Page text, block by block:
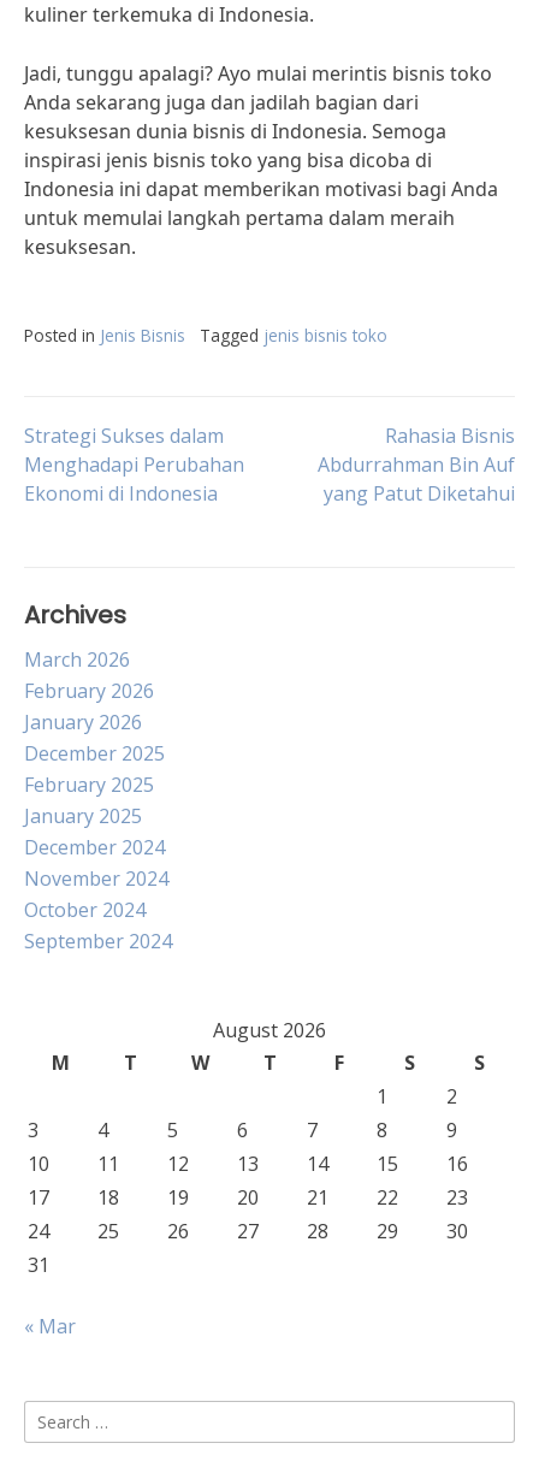
kuliner terkemuka di Indonesia.
Jadi, tunggu apalagi? Ayo mulai merintis bisnis toko
Anda sekarang juga dan jadilah bagian dari
kesuksesan dunia bisnis di Indonesia. Semoga
inspirasi jenis bisnis toko yang bisa dicoba di
Indonesia ini dapat memberikan motivasi bagi Anda
untuk memulai langkah pertama dalam meraih
kesuksesan.
Posted in Jenis Bisnis Tagged jenis bisnis toko
Post
navigation
Strategi Sukses dalam
Menghadapi Perubahan
Ekonomi di Indonesia
Rahasia Bisnis
Abdurrahman Bin Auf
yang Patut Diketahui
Archives
March 2026
February 2026
January 2026
December 2025
February 2025
January 2025
December 2024
November 2024
October 2024
September 2024
August 2026
M
T W T F S
S
1
2
3
4 5 6 7 8
9
10
11 12 13 14 15
16
17
18 19 20 21 22
23
24
25 26 27 28 29
30
31
« Mar
Search
for: